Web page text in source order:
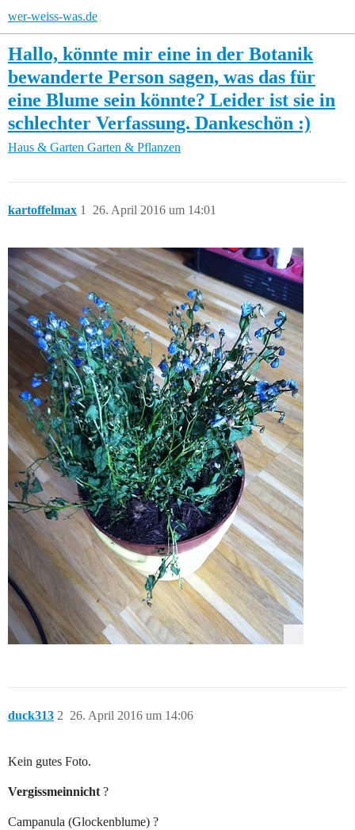
wer-weiss-was.de
Hallo, könnte mir eine in der Botanik
bewanderte Person sagen, was das für
eine Blume sein könnte? Leider ist sie in
schlechter Verfassung. Dankeschön :)
Haus & Garten Garten & Pflanzen
kartoffelmax 26. April 2016 um 14:01
1
duck313 26. April 2016 um 14:06
2
Kein gutes Foto.
Vergissmeinnicht ?
Campanula (Glockenblume) ?